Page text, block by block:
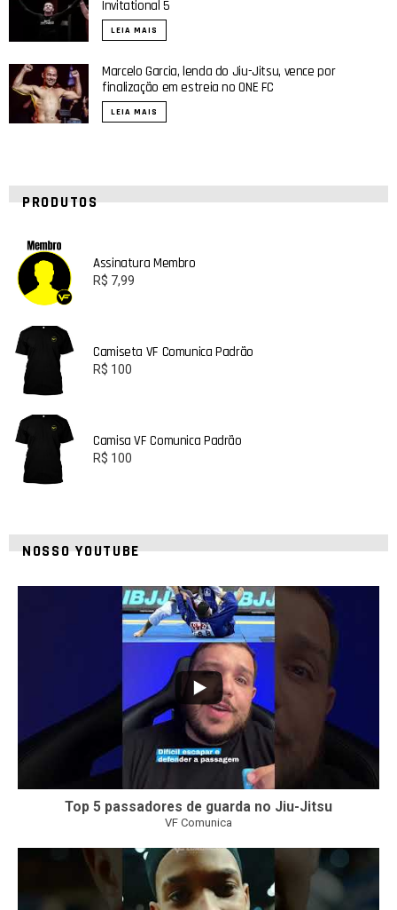
Invitational 5
LEIA MAIS
Marcelo Garcia, lenda do Jiu-Jitsu, vence por
finalização em estreia no ONE FC
LEIA MAIS
PRODUTOS
Assinatura Membro
R$ 7,99
Camiseta VF Comunica Padrão
R$ 100
Camisa VF Comunica Padrão
R$ 100
NOSSO YOUTUBE
Top 5 passadores de guarda no Jiu-Jitsu
VF Comunica